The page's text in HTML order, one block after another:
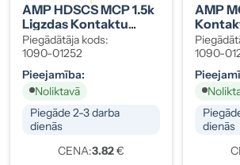
AMP HDSCS MCP 1.5k
Ligzdas Kontaktu
Komplekts 0,5-1 Mm²
(10 Gab.), 1241380-1
Piegādātāja kods:
1090-01252
Pieejamība:
Noliktavā
Piegāde 2-3 darba
dienās
CENA:3.82€
AMP
0,5-1
1090-
dienās